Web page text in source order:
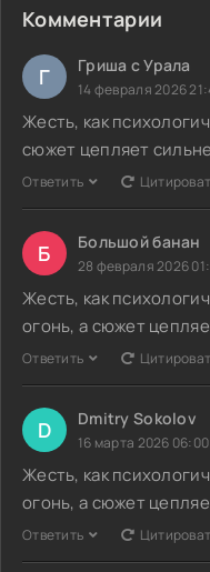
Комментарии
Г Гриша с Урала
14 февраля 2026
Жесть, как
сюжет цепляет
Ответить
Б Большой банан
28 февраля 2026
Жесть, как
огонь, а сюжет
Ответить
D Dmitry Sokolov
16 марта 2026 06:00
Жесть, как
огонь, а сюжет
Ответить